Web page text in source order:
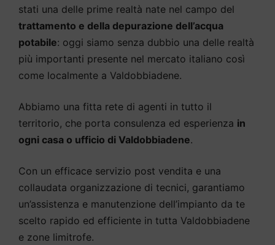
stati una delle prime realtà nate nel campo del
trattamento e della depurazione dell’acqua
potabile: oggi siamo senza dubbio una delle realtà
più importanti presente nel mercato italiano così
come localmente a Valdobbiadene.
Abbiamo una fitta rete di agenti in tutto il
territorio, che porta consulenza ed esperienza in
ogni casa o ufficio di Valdobbiadene.
Con un efficace servizio post vendita e una
collaudata organizzazione di tecnici, garantiamo
un’assistenza e manutenzione dell’impianto da te
scelto rapido ed efficiente in tutta Valdobbiadene
e zone limitrofe.